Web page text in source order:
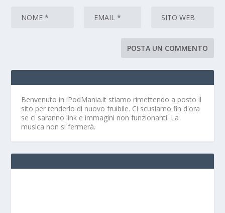
Benvenuto in iPodMania.it stiamo rimettendo a posto il
sito per renderlo di nuovo fruibile. Ci scusiamo fin d'ora
se ci saranno link e immagini non funzionanti. La
musica non si fermerà.